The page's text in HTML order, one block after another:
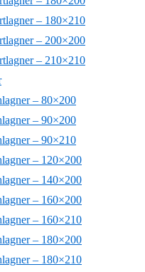
– 180×210
– 200×200
– 210×210
– 80×200
– 90×200
– 90×210
– 120×200
– 140×200
– 160×200
– 160×210
– 180×200
– 180×210